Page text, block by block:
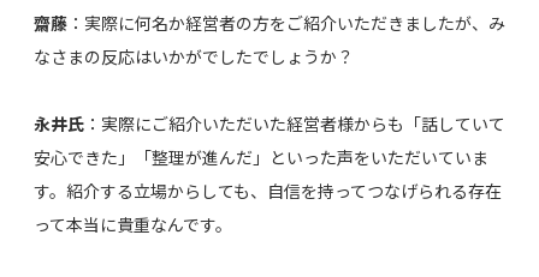
齋藤 ：実際に何名か経営者の方をご紹介いただきましたが、み
なさまの反応はいかがでしたでしょうか？
永井氏 ：実際にご紹介いただいた経営者様からも「話していて
安心できた」「整理が進んだ」といった声をいただいていま
す。紹介する立場からしても、自信を持ってつなげられる存在
って本当に貴重なんです。